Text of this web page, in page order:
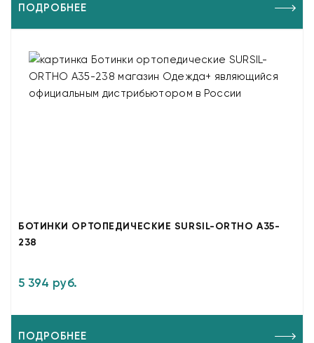
ПОДРОБНЕЕ
БОТИНКИ ОРТОПЕДИЧЕСКИЕ SURSIL-ORTHO A35-
238
5 394 руб.
ПОДРОБНЕЕ